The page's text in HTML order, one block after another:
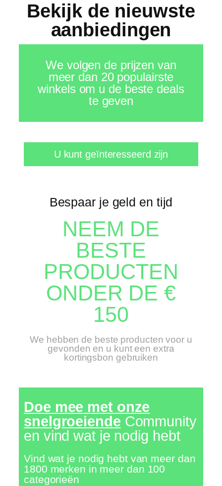
Bekijk de nieuwste
aanbiedingen
We volgen de prijzen van
meer dan 20 populairste
winkels om u de beste deals
te geven
U kunt geïnteresseerd zijn
Bespaar je geld en tijd
NEEM DE
BESTE
PRODUCTEN
ONDER DE €
150
We hebben de beste producten voor u
gevonden en u kunt een extra
kortingsbon gebruiken
Doe mee met onze
snelgroeiende Community
en vind wat je nodig hebt
Vind wat je nodig hebt van meer dan
1800 merken in meer dan 100
categorieën